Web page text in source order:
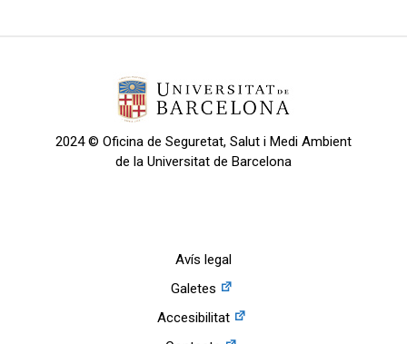
2024 © Oficina de Seguretat, Salut i Medi Ambient
de la Universitat de Barcelona
Avís legal
Galetes
Accesibilitat